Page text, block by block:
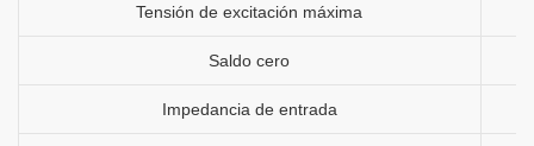
Tensión de excitación máxima
Saldo cero
Impedancia de entrada